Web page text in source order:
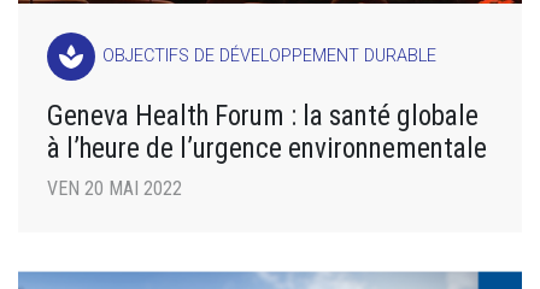
spa OBJECTIFS DE DÉVELOPPEMENT DURABLE
Geneva Health Forum : la santé globale
à l’heure de l’urgence environnementale
VEN 20 MAI 2022